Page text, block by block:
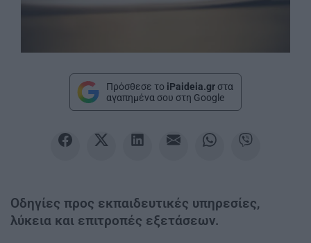
Πρόσθεσε το iPaideia.gr στα
αγαπημένα σου στη Google
Οδηγίες προς εκπαιδευτικές υπηρεσίες,
λύκεια και επιτροπές εξετάσεων.